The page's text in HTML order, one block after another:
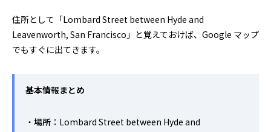
住所として「Lombard Street between Hyde and
Leavenworth, San Francisco」と覚えておけば、Google マップ
でもすぐに出てきます。
基本情報まとめ
・ 場所 ：Lombard Street between Hyde and